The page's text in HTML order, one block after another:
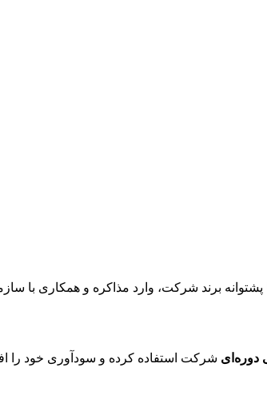
با پشتوانه برند شرکت، وارد مذاکره و همکاری
دوره‌ای شرکت استفاده کرده و سودآوری خود را